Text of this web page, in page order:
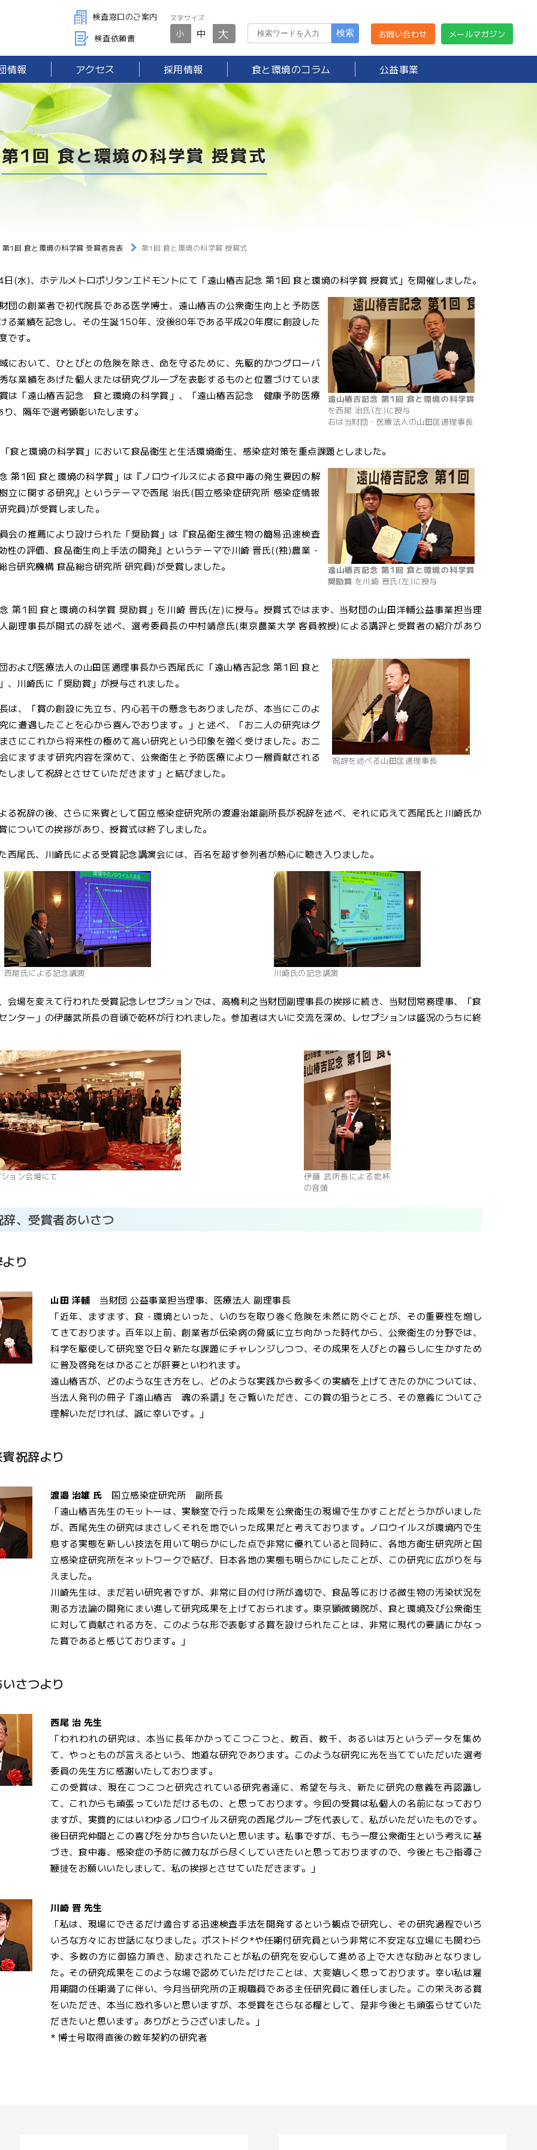
検査窓口のご案内
検査依頼書
文字サイズ
小 中 大 お問い合わせ メールマガジン
情報 アクセス 採用情報 食と環境のコラム 公益事業
第1回 食と環境の科学賞 授賞式
1回 食と環境の科学賞 受賞者発表 第1回 食と環境の科学賞 授賞式
(水)、ホテルメトロポリタンエドモントにて「遠山椿吉記念 第1回 食と環境の科学賞 授賞式」を開催しました。
団の創業者で初代院長である医学博士、遠山椿吉の公衆衛生向上と予防医
る業績を記念し、その生誕150年、没後80年である平成20年度に創設した
です。
において、ひとびとの危険を除き、命を守るために、先駆的かつグローバ
な業績をあげた個人または研究グループを表彰するものと位置づけていま
は「遠山椿吉記念 食と環境の科学賞」、「遠山椿吉記念 健康予防医療
、隔年で選考顕彰いたします。
遠山椿吉記念 第1回 食と環境の科学賞
を西尾 治氏(左)に授与
右は当財団・医療法人の山田匡通理事長
食と環境の科学賞」において食品衛生と生活環境衛生、感染症対策を重点課題としました。
第1回 食と環境の科学賞」は『ノロウイルスによる食中毒の発生要因の解
立に関する研究』というテーマで西尾 治氏(国立感染症研究所 感染症情報
究員)が受賞しました。
会の推薦により設けられた「奨励賞」は『食品衛生微生物の簡易迅速検査
性の評価、食品衛生向上手法の開発』というテーマで川崎 晋氏((独)農業・
合研究機構 食品総合研究所 研究員)が受賞しました。
遠山椿吉記念 第1回 食と環境の科学賞
奨励賞 を川崎 晋氏(左)に授与
第1回 食と環境の科学賞 奨励賞」を川崎 晋氏(左)に授与。授賞式ではまず、当財団の山田洋輔公益事業担当理
副理事長が開式の辞を述べ、選考委員長の中村靖彦氏(東京農業大学 客員教授)による講評と受賞者の紹介があり
および医療法人の山田匡通理事長から西尾氏に「遠山椿吉記念 第1回 食と
、川崎氏に「奨励賞」が授与されました。
は、「賞の創設に先立ち、内心若干の懸念もありましたが、本当にこのよ
に遭遇したことを心から喜んでおります。」と述べ、「お二人の研究はグ
さにこれから将来性の極めて高い研究という印象を強く受けました。お二
にますます研究内容を深めて、公衆衛生と予防医療により一層貢献される
しまして祝辞とさせていただきます」と結びました。
祝辞を述べる山田匡通理事長
る祝辞の後、さらに来賓として国立感染症研究所の渡邉治雄副所長が祝辞を述べ、それに応えて西尾氏と川崎氏か
についての挨拶があり、授賞式は終了しました。
西尾氏、川崎氏による受賞記念講演会には、百名を超す参列者が熱心に聴き入りました。
西尾氏による記念講演 川崎氏の記念講演
会場を変えて行われた受賞記念レセプションでは、高橋利之当財団副理事長の挨拶に続き、当財団常務理事、「食
ンター」の伊藤武所長の音頭で乾杯が行われました。参加者は大いに交流を深め、レセプションは盛況のうちに終
ョン会場にて
伊藤 武所長による乾杯
の音頭
、受賞者あいさつ
り
山田 洋輔 当財団 公益事業担当理事、医療法人 副理事長
「近年、ますます、食・環境といった、いのちを取り巻く危険を未然に防ぐことが、その重要性を増し
てきております。百年以上前、創業者が伝染病の脅威に立ち向かった時代から、公衆衛生の分野では、
科学を駆使して研究室で日々新たな課題にチャレンジしつつ、その成果を人びとの暮らしに生かすため
に普及啓発をはかることが肝要といわれます。
遠山椿吉が、どのような生き方をし、どのような実践から数多くの実績を上げてきたのかについては、
当法人発刊の冊子『遠山椿吉 魂の系譜』をご覧いただき、この賞の狙うところ、その意義についてご
理解いただければ、誠に幸いです。」
祝辞より
渡邉 治雄 氏 国立感染症研究所 副所長
「遠山椿吉先生のモットーは、実験室で行った成果を公衆衛生の現場で生かすことだとうかがいました
が、西尾先生の研究はまさしくそれを地でいった成果だと考えております。ノロウイルスが環境内で生
息する実態を新しい技法を用いて明らかにした点で非常に優れていると同時に、各地方衛生研究所と国
立感染症研究所をネットワークで結び、日本各地の実態も明らかにしたことが、この研究に広がりを与
えました。
川崎先生は、まだ若い研究者ですが、非常に目の付け所が適切で、食品等における微生物の汚染状況を
測る方法論の開発にまい進して研究成果を上げておられます。東京顕微鏡院が、食と環境及び公衆衛生
に対して貢献される方を、このような形で表彰する賞を設けられたことは、非常に現代の要請にかなっ
た賞であると感じております。」
さつより
西尾 治 先生
「われわれの研究は、本当に長年かかってこつこつと、数百、数千、あるいは万というデータを集め
て、やっとものが言えるという、地道な研究であります。このような研究に光を当てていただいた選考
委員の先生方に感謝いたしております。
この受賞は、現在こつこつと研究されている研究者達に、希望を与え、新たに研究の意義を再認識し
て、これからも頑張っていただけるもの、と思っております。今回の受賞は私個人の名前になっており
ますが、実質的にはいわゆるノロウイルス研究の西尾グループを代表して、私がいただいたものです。
後日研究仲間とこの喜びを分かち合いたいと思います。私事ですが、もう一度公衆衛生という考えに基
づき、食中毒、感染症の予防に微力ながら尽くしていきたいと思っておりますので、今後ともご指導ご
鞭撻をお願いいたしまして、私の挨拶とさせていただきます。」
川崎 晋 先生
「私は、現場にできるだけ適合する迅速検査手法を開発するという観点で研究し、その研究過程でいろ
いろな方々にお世話になりました。ポストドク*や任期付研究員という非常に不安定な立場にも関わら
ず、多数の方に御協力頂き、励まされたことが私の研究を安心して進める上で大きな励みとなりまし
た。その研究成果をこのような場で認めていただけたことは、大変嬉しく思っております。幸い私は雇
用期間の任期満了に伴い、今月当研究所の正規職員である主任研究員に着任しました。この栄えある賞
をいただき、本当に恐れ多いと思いますが、本受賞をさらなる糧として、是非今後とも頑張らせていた
だきたいと思います。ありがとうございました。」
* 博士号取得直後の数年契約の研究者